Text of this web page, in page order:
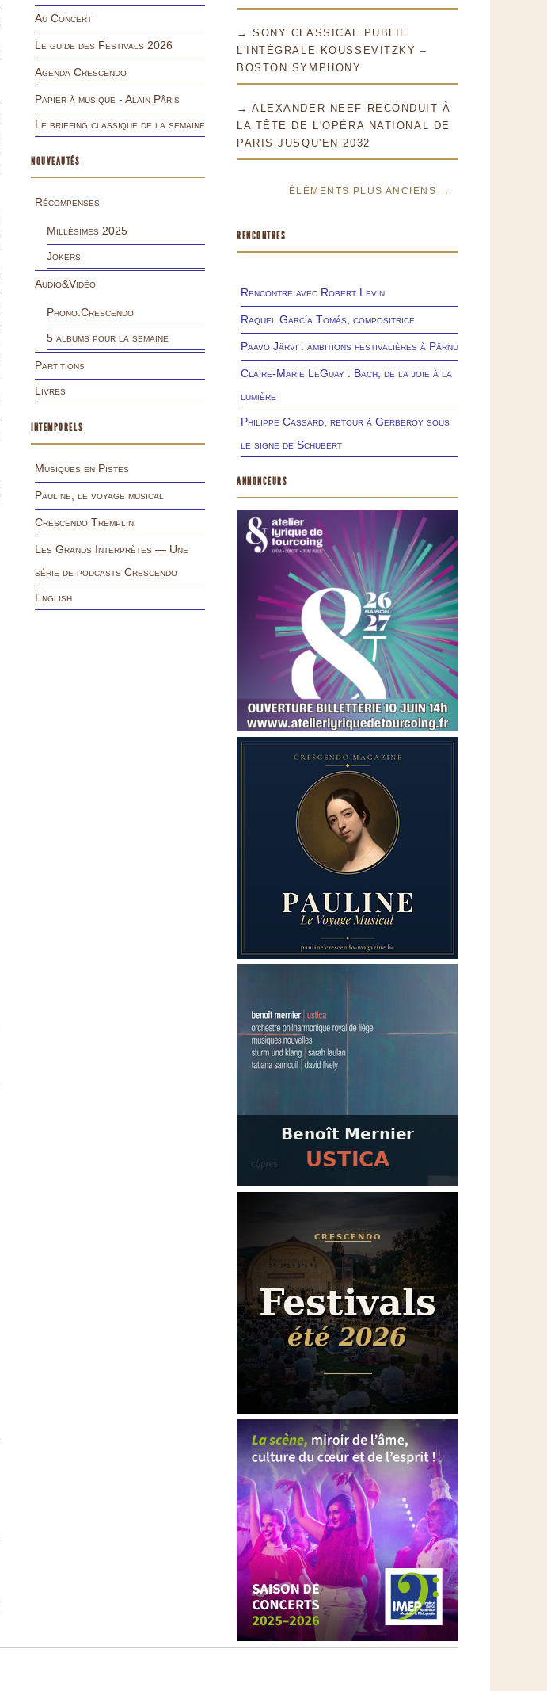
Au Concert
Le guide des Festivals 2026
Agenda Crescendo
Papier à musique - Alain Pâris
Le briefing classique de la semaine
NOUVEAUTÉS
Récompenses
Millésimes 2025
Jokers
Audio&Vidéo
Phono.Crescendo
5 albums pour la semaine
Partitions
Livres
INTEMPORELS
Musiques en Pistes
Pauline, le voyage musical
Crescendo Tremplin
Les Grands Interprètes — Une
série de podcasts Crescendo
English
→ SONY CLASSICAL PUBLIE
L'INTÉGRALE KOUSSEVITZKY –
BOSTON SYMPHONY
→ ALEXANDER NEEF RECONDUIT À
LA TÊTE DE L'OPÉRA NATIONAL DE
PARIS JUSQU'EN 2032
ÉLÉMENTS PLUS ANCIENS →
RENCONTRES
Rencontre avec Robert Levin
Raquel García Tomás, compositrice
Paavo Järvi : ambitions festivalières à Pärnu
Claire-Marie LeGuay : Bach, de la joie à la
lumière
Philippe Cassard, retour à Gerberoy sous
le signe de Schubert
ANNONCEURS